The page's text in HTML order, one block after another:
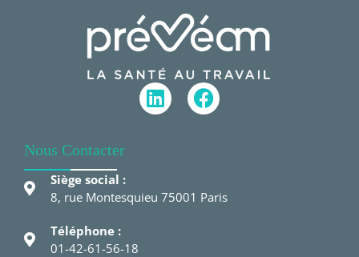
Nous Contacter
Siège social :
8, rue Montesquieu 75001 Paris
Téléphone :
01-42-61-56-18